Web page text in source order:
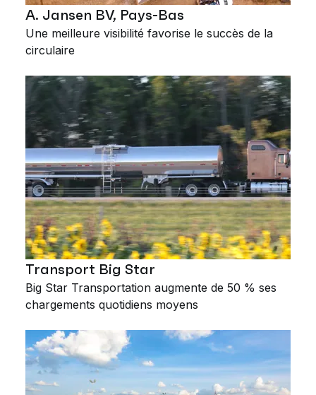
A. Jansen BV, Pays-Bas
Une meilleure visibilité favorise le succès de la
circulaire
Transport Big Star
Big Star Transportation augmente de 50 % ses
chargements quotidiens moyens